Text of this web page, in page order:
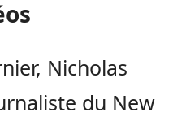
Nicholas
du New